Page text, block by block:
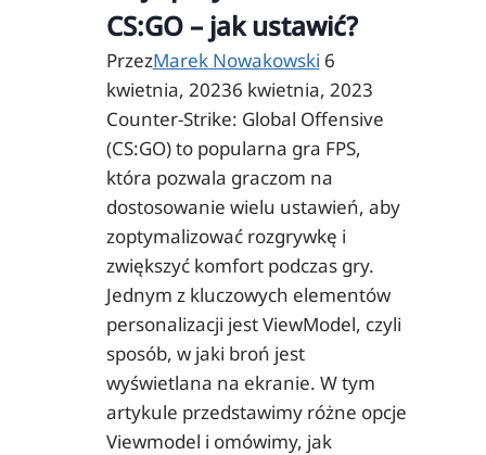
CS:GO – jak ustawić?
PrzezMarek Nowakowski 6
kwietnia, 20236 kwietnia, 2023
Counter-Strike: Global Offensive
(CS:GO) to popularna gra FPS,
która pozwala graczom na
dostosowanie wielu ustawień, aby
zoptymalizować rozgrywkę i
zwiększyć komfort podczas gry.
Jednym z kluczowych elementów
personalizacji jest ViewModel, czyli
sposób, w jaki broń jest
wyświetlana na ekranie. W tym
artykule przedstawimy różne opcje
Viewmodel i omówimy, jak